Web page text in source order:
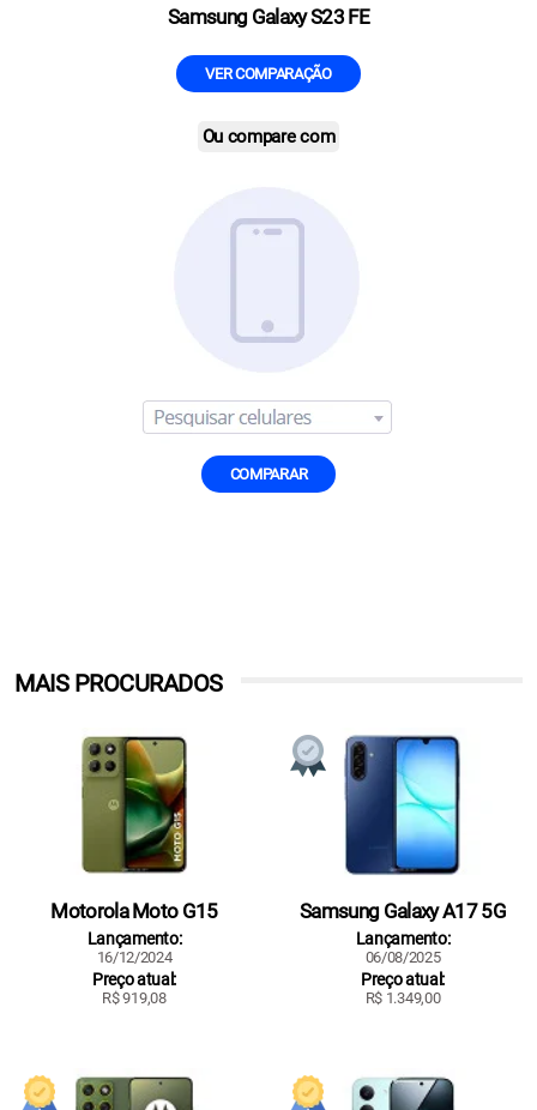
Samsung Galaxy S23 FE
VER COMPARAÇÃO
Ou compare com
COMPARAR
MAIS PROCURADOS
Motorola Moto G15
Lançamento:
16/12/2024
Preço atual:
R$ 919,08
Samsung Galaxy A17 5G
Lançamento:
06/08/2025
Preço atual:
R$ 1.349,00